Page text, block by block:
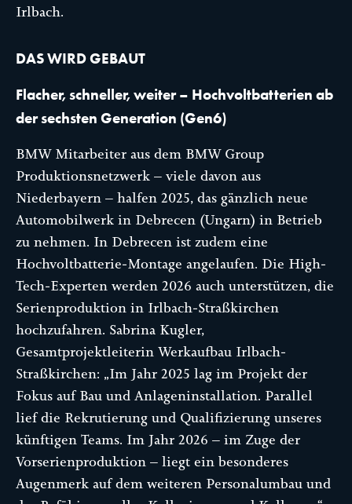
Irlbach.
DAS WIRD GEBAUT
Flacher, schneller, weiter – Hochvoltbatterien ab
der sechsten Generation (Gen6)
BMW Mitarbeiter aus dem BMW Group
Produktionsnetzwerk – viele davon aus
Niederbayern – halfen 2025, das gänzlich neue
Automobilwerk in Debrecen (Ungarn) in Betrieb
zu nehmen. In Debrecen ist zudem eine
Hochvoltbatterie-Montage angelaufen. Die High-
Tech-Experten werden 2026 auch unterstützen, die
Serienproduktion in Irlbach-Straßkirchen
hochzufahren. Sabrina Kugler,
Gesamtprojektleiterin Werkaufbau Irlbach-
Straßkirchen: „Im Jahr 2025 lag im Projekt der
Fokus auf Bau und Anlageninstallation. Parallel
lief die Rekrutierung und Qualifizierung unseres
künftigen Teams. Im Jahr 2026 – im Zuge der
Vorserienproduktion – liegt ein besonderes
Augenmerk auf dem weiteren Personalumbau und